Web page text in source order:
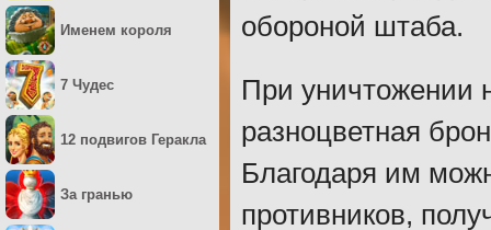
обороной штаба.
При уничтожении
разноцветная
Благодаря им
противников,
Именем короля
7 Чудес
12 подвигов Геракла
За гранью